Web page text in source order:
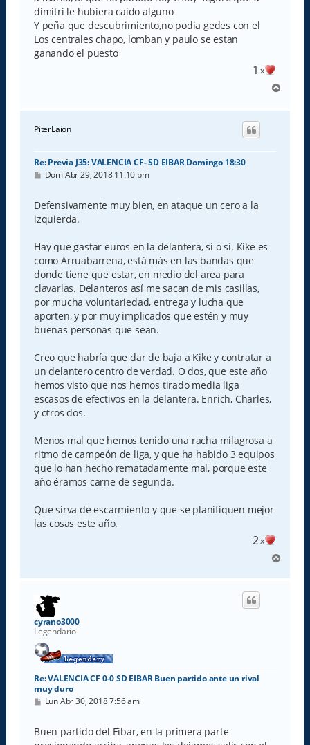
e
dimitri le hubiera caido alguno
Y peña que descubrimiento,no podia gedes con el
Los centrales chapo, lomban y paulo se estan
ganando el puesto
1 x
r
PiterLaion
Re: Previa J35: VALENCIA CF- SD EIBAR Domingo 18:30
M
s
a
j
Dom Abr 29, 2018 11:10 pm
Defensivamente muy bien, en ataque un cero a la
izquierda.
Hay que gastar euros en la delantera, sí o sí. Kike es
como Arruabarrena, está más en las bandas que
donde tiene que estar, en medio del area para
clavarlas. Delanteros así me sacan de mis casillas,
por mucha voluntariedad, entrega y lucha que
aporten, y por muy implicados que estén y muy
buenas personas que sean.
Creo que habría que dar de baja a Kike y contratar a
un delantero centro de verdad. O dos, que este año
hemos visto que nos hemos tirado media liga
escasos de efectivos en la delantera. Enrich, Charles,
y otros dos.
Menos mal que hemos tenido una racha milagrosa a
ritmo de campeón de liga, y que ha habido 3 equipos
que lo han hecho rematadamente mal, porque este
año éramos carne de segunda.
Que sirva de escarmiento y que se planifiquen mejor
las cosas este año.
2x
r
cyrano3000
Legendario
Re: VALENCIA CF 0-0 SD EIBAR Buen partido ante un rival
muy duro
M
s
a
Lun Abr 30, 2018 7:56 am
Buen partido del Eibar, en la primera parte